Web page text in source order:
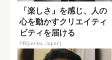
「楽しさ」を感じ、人の
心を動かすクリエイティ
ビティを届ける
PR(dentsu Japan)